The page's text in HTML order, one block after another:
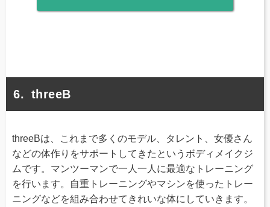
threeB
threeBは、これまで多くのモデル、タレント、女優さん
などの体作りをサポートしてきたというボディメイクジ
ムです。マンツーマンで一人一人に最適なトレーニング
を行います。自重トレーニングやマシンを使ったトレー
ニングなどを組み合わせてきれいな体にしていきます。